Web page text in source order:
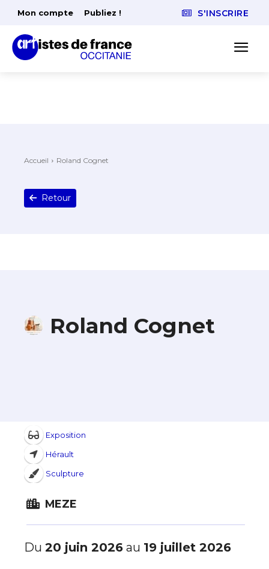
Mon compte Publiez ! S'INSCRIRE
Accueil Roland Cognet
Retour
Roland Cognet
Exposition
Hérault
Sculpture
MEZE
Du 20 juin 2026 au 19 juillet 2026